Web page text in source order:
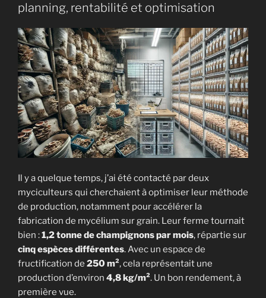
DIY
pour
la
culture
des
champignons »
planning, rentabilité et optimisation
Il y a quelque temps, j’ai été contacté par deux
myciculteurs qui cherchaient à optimiser leur méthode
de production, notamment pour accélérer la
fabrication de mycélium sur grain. Leur ferme tournait
bien :1,2 tonne de champignons par mois, répartie sur
cinq espèces différentes. Avec un espace de
fructification de 250 m², cela représentait une
production d’environ 4,8 kg/m². Un bon rendement, à
première vue.